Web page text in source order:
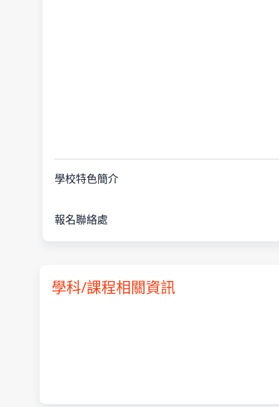
學校特色簡介
報名聯絡處
學科/課程相關資訊